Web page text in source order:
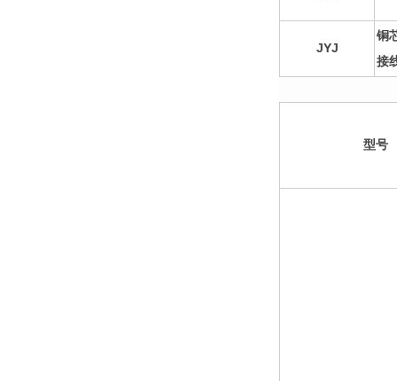
JYJ
铜
接
型号